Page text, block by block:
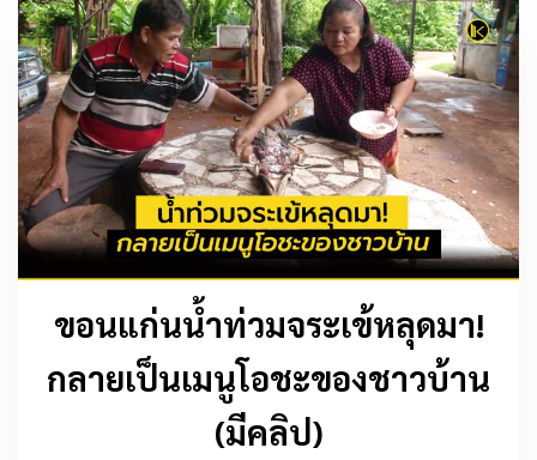
ขอนแก่นน้ำท่วมจระเข้หลุดมา!
กลายเป็นเมนูโอชะของชาวบ้าน
(มีคลิป)